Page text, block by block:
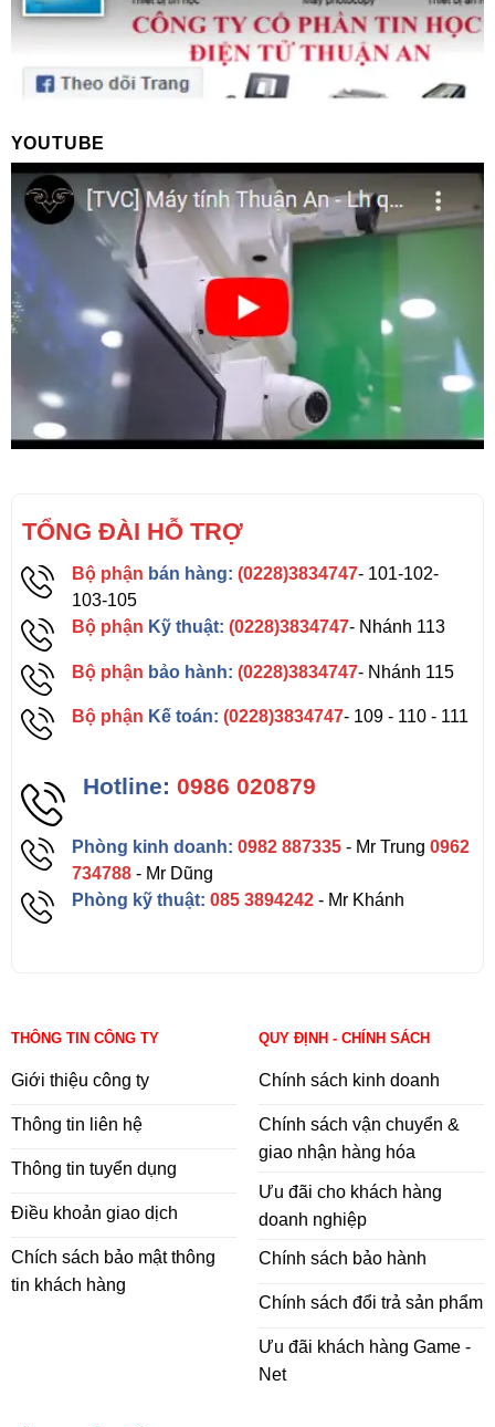
YOUTUBE
TỔNG ĐÀI HỖ TRỢ
Bộ phận bán hàng: (0228)3834747- 101-102-
103-105
Bộ phận Kỹ thuật: (0228)3834747- Nhánh 113
Bộ phận bảo hành: (0228)3834747- Nhánh 115
Bộ phận Kế toán: (0228)3834747- 109 - 110 - 111
Hotline: 0986 020879
Phòng kinh doanh: 0982 887335 - Mr Trung0962
734788 - Mr Dũng
Phòng kỹ thuật:085 3894242 - Mr Khánh
THÔNG TIN CÔNG TY
Giới thiệu công ty
Thông tin liên hệ
Thông tin tuyển dụng
Điều khoản giao dịch
Chích sách bảo mật thông
tin khách hàng
QUY ĐỊNH - CHÍNH SÁCH
Chính sách kinh doanh
Chính sách vận chuyển &
giao nhận hàng hóa
Ưu đãi cho khách hàng
doanh nghiệp
Chính sách bảo hành
Chính sách đổi trả sản phẩm
Ưu đãi khách hàng Game -
Net